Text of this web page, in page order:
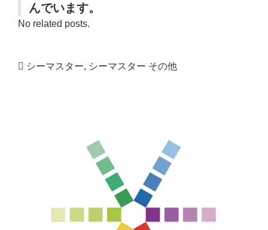
んでいます。
No related posts.
シーマスター, シーマスター その他